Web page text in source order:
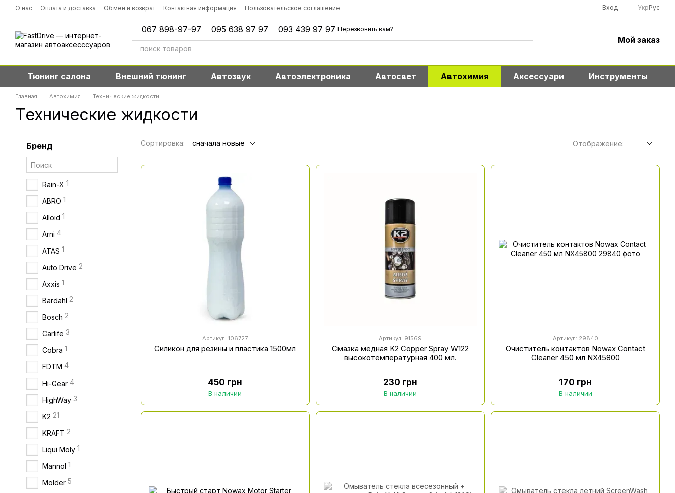
Перейти к основному контенту
О нас Оплата и доставка Обмен и возврат Контактная информация Пользовательское соглашение Вход УкрРус
067 898-97-97 095 638 97 97 093 439 97 97 Перезвонить вам?
Мой заказ
Тюнинг салона Внешний тюнинг Автозвук Автоэлектроника Автосвет Автохимия Аксессуари Инструменты
Главная Автохимия Технические жидкости
Технические жидкости
Сортировка: сначала новые Отображение:
Артикул: 106727
Силикон для резины и пластика 1500мл
450 грн
В наличии
Артикул: 91569
Смазка медная K2 Copper Spray W122
высокотемпературная 400 мл.
230 грн
В наличии
Артикул: 29840
Очиститель контактов Nowax Contact
Cleaner 450 мл NX45800
170 грн
В наличии
Бренд
Rain-X 1
ABRO 1
Alloid 1
Arni 4
ATAS 1
Auto Drive 2
Axxis 1
Bardahl 2
Bosch 2
Carlife 3
Cobra 1
FDTM 4
Hi-Gear 4
HighWay 3
K2 21
KRAFT 2
Liqui Moly 1
Mannol 1
Molder 5